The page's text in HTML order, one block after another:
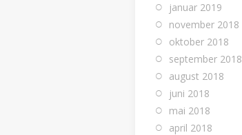
januar 2019
november 2018
oktober 2018
september 2018
august 2018
juni 2018
mai 2018
april 2018